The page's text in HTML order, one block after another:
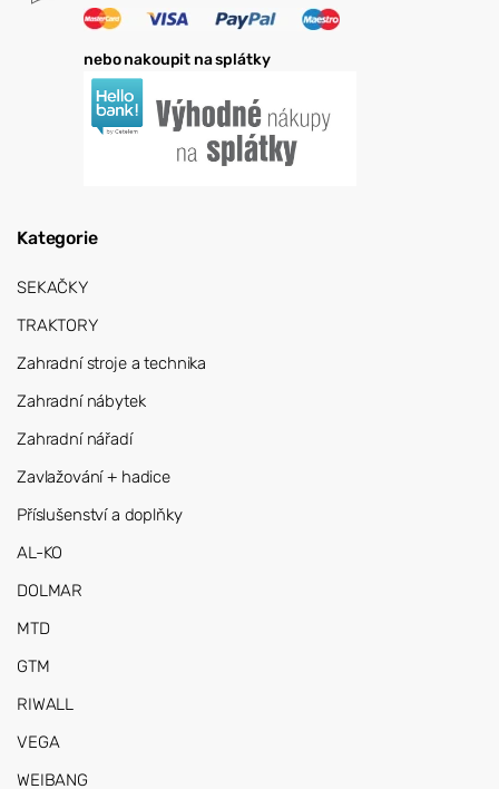
nebo nakoupit na splátky
Kategorie
SEKAČKY
TRAKTORY
Zahradní stroje a technika
Zahradní nábytek
Zahradní nářadí
Zavlažování + hadice
Příslušenství a doplňky
AL-KO
DOLMAR
MTD
GTM
RIWALL
VEGA
WEIBANG